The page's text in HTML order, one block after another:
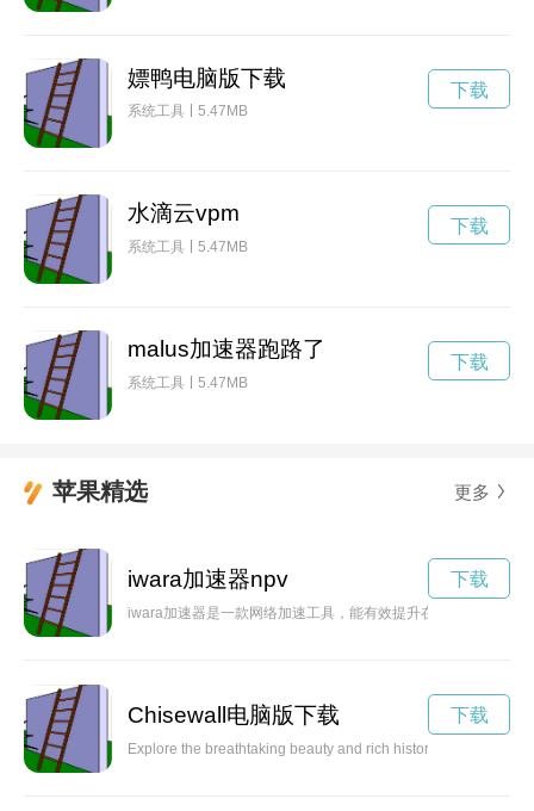
嫖鸭电脑版下载
系统工具 5.47MB
下载
水滴云vpm
系统工具 5.47MB
下载
malus加速器跑路了
系统工具 5.47MB
下载
苹果精选 更多
iwara加速器npv
iwara加速器是一款网络加速工具，能有效提升在iwara网站上
下载
Chisewall电脑版下载
Explore the breathtaking beauty and rich history of
下载